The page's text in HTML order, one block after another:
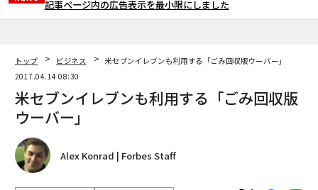
記事ページ内の広告表示を最小限にしました
トップ ビジネス
米セブンイレブンも利用する「ごみ回収版ウーバー」
2017.04.14 08:30
米セブンイレブンも利用する「ごみ回収版
ウーバー」
Alex Konrad | Forbes Staff